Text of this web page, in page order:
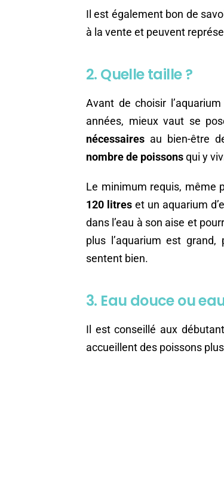
Il est également bon de
à la vente et peuvent
2. Quelle taille ?
Avant de choisir
années, mieux vaut se
nécessaires au bien-être
nombre de poissonsqui y
Le minimum requis, même
120 litres et un aquarium
dans l’eau à son aise et
plus l’aquarium est
sentent bien.
3. Eau douce ou
Il est conseillé aux
accueillent des poissons